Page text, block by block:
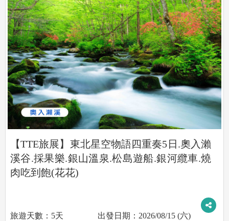
【TTE旅展】東北星空物語四重奏5日.奧入瀨
溪谷.採果樂.銀山溫泉.松島遊船.銀河纜車.燒
肉吃到飽(花花)
5天
2026/08/15 (六)